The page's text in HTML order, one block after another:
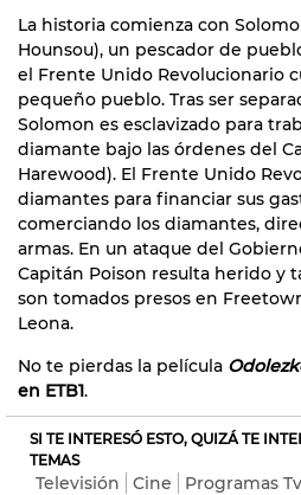
La historia comienza con
Hounsou), un pescador de
el Frente Unido Revolucionario
pequeño pueblo. Tras ser
Solomon es esclavizado para
diamante bajo las órdenes del
Harewood). El Frente Unido
diamantes para financiar sus
comerciando los diamantes,
armas. En un ataque del
Capitán Poison resulta herido y
son tomados presos en
Leona.
No te pierdas la película
en ETB1.
SI TE INTERESÓ ESTO, QUIZÁ TE
TEMAS
Televisión Cine Programas Tv